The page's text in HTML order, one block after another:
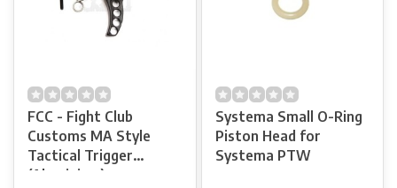
FCC - Fight Club
Customs MA Style
Tactical Trigger
(Aluminium)
Systema Small O-Ring
Piston Head for
Systema PTW